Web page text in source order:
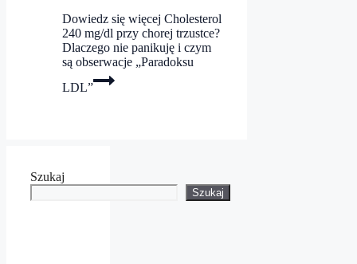
Dowiedz się więcej Cholesterol
240 mg/dl przy chorej trzustce?
Dlaczego nie panikuję i czym
są obserwacje „Paradoksu
LDL”
Szukaj
Szukaj